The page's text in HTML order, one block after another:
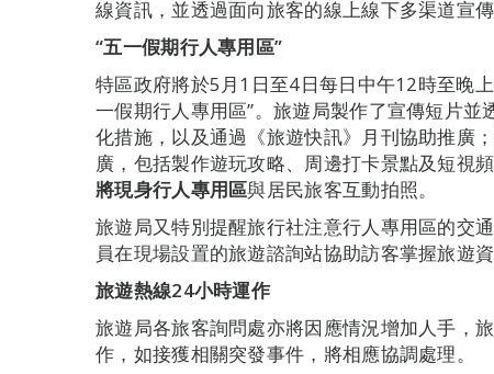
線資訊，並透過面向旅客的線上線下多渠道宣傳
“五一假期行人專用區”
特區政府將於5月1日至4日每日中午12時至晚
一假期行人專用區”。旅遊局製作了宣傳短片
化措施，以及通過《旅遊快訊》月刊協助推廣
廣，包括製作遊玩攻略、周邊打卡景點及短視
將現身行人專用區與居民旅客互動拍照。
旅遊局又特別提醒旅行社注意行人專用區的交
員在現場設置的旅遊諮詢站協助訪客掌握旅遊
旅遊熱線24小時運作
旅遊局各旅客詢問處亦將因應情況增加人手，
作，如接獲相關突發事件，將相應協調處理。